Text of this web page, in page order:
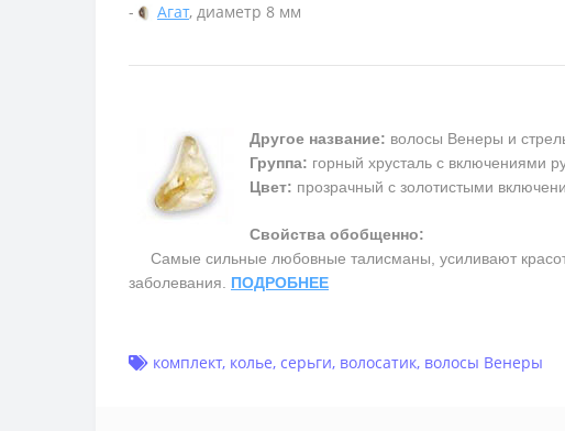
-
Агат, диаметр 8 мм
Другое название: волосы Венеры и
Группа: горный хрусталь с включениями
Цвет: прозрачный с золотистыми
Свойства обобщенно:
Самые сильные любовные талисманы, усиливают
заболевания. ПОДРОБНЕЕ
комплект, колье, серьги, волосатик, волосы Венеры